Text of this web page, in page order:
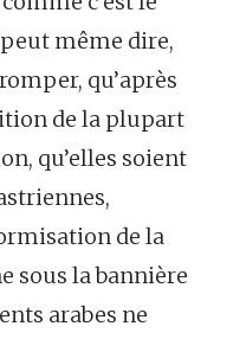
peut même dire,
qu’après
de la plupart
qu’elles soient
de la
sous la bannière
arabes ne